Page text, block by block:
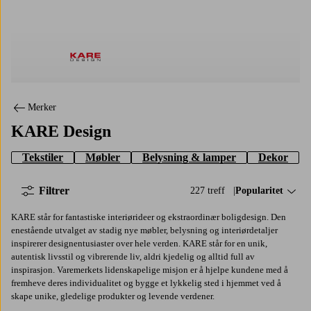
Merker
KARE Design
Tekstiler Møbler Belysning & lamper Dekor
227 treff Sorter på:
Popularitet
Filtrer
KARE står for fantastiske interiørideer og ekstraordinær boligdesign. Den
enestående utvalget av stadig nye møbler, belysning og interiørdetaljer
inspirerer designentusiaster over hele verden. KARE står for en unik,
autentisk livsstil og vibrerende liv, aldri kjedelig og alltid full av
inspirasjon. Varemerkets lidenskapelige misjon er å hjelpe kundene med å
fremheve deres individualitet og bygge et lykkelig sted i hjemmet ved å
skape unike, gledelige produkter og levende verdener.